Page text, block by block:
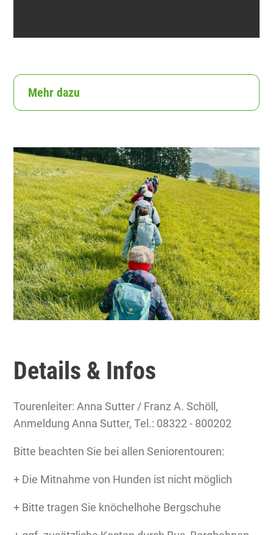
Mehr dazu
Details & Infos
Tourenleiter: Anna Sutter / Franz A. Schöll,
Anmeldung Anna Sutter, Tel.: 08322 - 800202
Bitte beachten Sie bei allen Seniorentouren:
+ Die Mitnahme von Hunden ist nicht möglich
+ Bitte tragen Sie knöchelhohe Bergschuhe